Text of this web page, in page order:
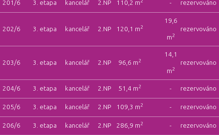
201/6 3. etapa kancelář 2.NP 110,2 m - rezervováno
202/6 3. etapa kancelář 2.NP 120,1 m2
19,6
m2
rezervováno
203/6 3. etapa kancelář 2.NP 96,6 m2
14,1
m2
rezervováno
204/6 3. etapa kancelář 2.NP 51,4 m2 - rezervováno
205/6 3. etapa kancelář 2.NP 109,3 m2 - rezervováno
206/6 3. etapa kancelář 2.NP 286,9 m2 - rezervováno